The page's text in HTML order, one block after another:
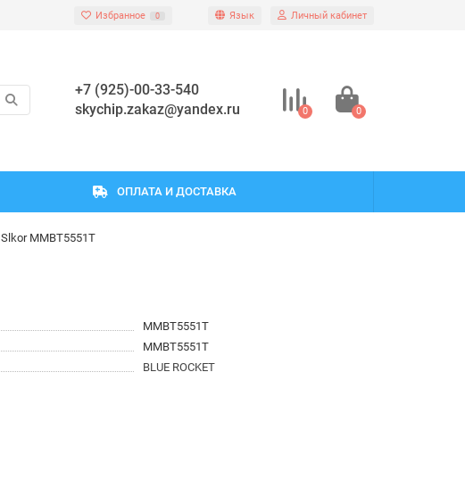
Избранное 0 Язык Личный кабинет
+7 (925)-00-33-540
skychip.zakaz@yandex.ru
0 0
ОПЛАТА И ДОСТАВКА
Slkor MMBT5551T
MMBT5551T
MMBT5551T
BLUE ROCKET